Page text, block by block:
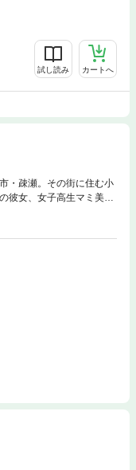
試し読み カートへ
・疎瀬。その街に住む小
彼女、女子高生マミ美と
った謎の女ハル子の登場
。頭には角が生え、人型
。GAINAXが放つちょっ
化！ 2010年７月21日